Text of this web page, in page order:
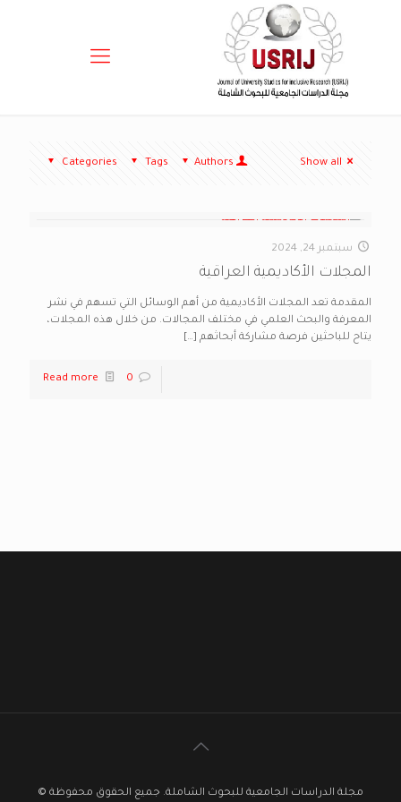
Categories Tags Authors Show all
سبتمبر 24, 2024
المجلات الأكاديمية العراقية
المقدمة تعد المجلات الأكاديمية من أهم الوسائل التي تسهم في نشر
المعرفة والبحث العلمي في مختلف المجالات. من خلال هذه المجلات،
يتاح للباحثين فرصة مشاركة أبحاثهم […]
0
Read more
مجلة الدراسات الجامعية للبحوث الشاملة. جميع الحقوق محفوظة ©